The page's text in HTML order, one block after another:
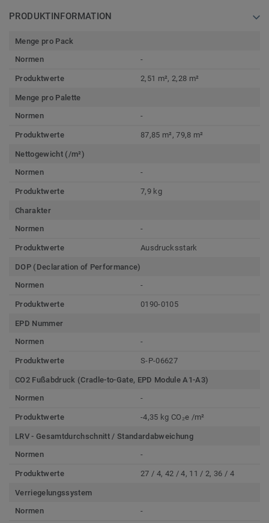
PRODUKTINFORMATION
Menge pro Pack
Normen
-
Produktwerte 2,51 m², 2,28 m²
Menge pro Palette
Normen
-
Produktwerte 87,85 m², 79,8 m²
Nettogewicht (/m²)
Normen
-
Produktwerte 7,9 kg
Charakter
Normen
-
Produktwerte Ausdrucksstark
DOP (Declaration of Performance)
Normen
-
Produktwerte 0190-0105
EPD Nummer
Normen
-
Produktwerte S-P-06627
CO2 Fußabdruck (Cradle-to-Gate, EPD Module A1-A3)
Normen
-
Produktwerte -4,35 kg CO₂e /m²
LRV - Gesamtdurchschnitt / Standardabweichung
Normen
-
Produktwerte 27 / 4, 42 / 4, 11 / 2, 36 / 4
Verriegelungssystem
Normen
-